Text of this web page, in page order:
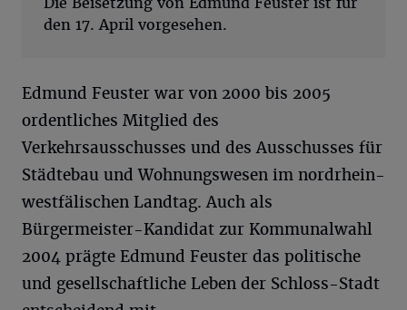
den 17. April vorgesehen.
Edmund Feuster war von 2000 bis 2005
ordentliches Mitglied des
Verkehrsausschusses und des Ausschusses für
Städtebau und Wohnungswesen im nordrhein-
westfälischen Landtag. Auch als
Bürgermeister-Kandidat zur Kommunalwahl
2004 prägte Edmund Feuster das politische
und gesellschaftliche Leben der Schloss-Stadt